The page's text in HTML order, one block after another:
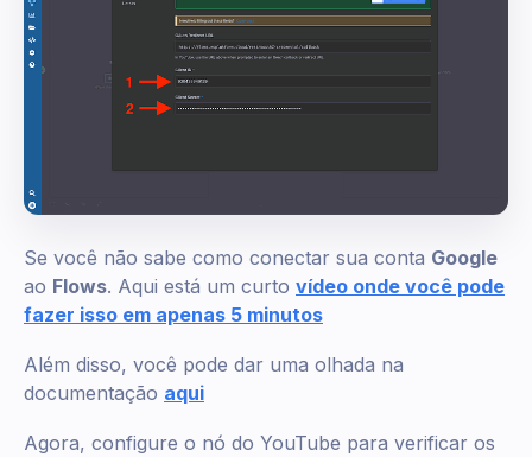
Se você não sabe como conectar sua conta Google
ao Flows. Aqui está um curto vídeo onde você pode
fazer isso em apenas 5 minutos
Além disso, você pode dar uma olhada na
documentação aqui
Agora, configure o nó do YouTube para verificar os